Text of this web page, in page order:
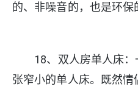
的、非噪音的，也是环保
18、双人房单人床：
张窄小的单人床。既然情